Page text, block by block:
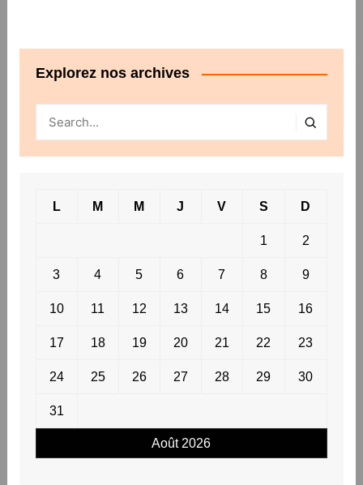
Explorez nos archives
Août 2026
L M M J V S D
1 2
3 4 5 6 7 8 9
10 11 12 13 14 15 16
17 18 19 20 21 22 23
24 25 26 27 28 29 30
31